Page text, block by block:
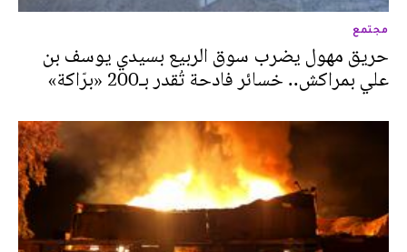
مجتمع
حريق مهول يضرب سوق الربيع بسيدي يوسف بن
علي بمراكش.. خسائر فادحة تُقدر بـ200 «برّاكة»